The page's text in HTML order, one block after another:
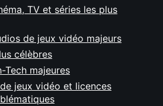
TV et séries les plus
de jeux vidéo majeurs
célèbres
Tech majeures
jeux vidéo et licences